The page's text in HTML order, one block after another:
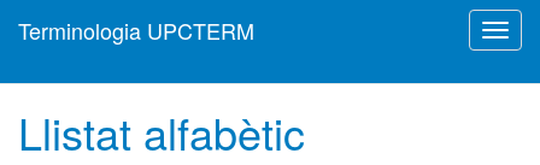
Terminologia UPCTERM
Llistat alfabètic